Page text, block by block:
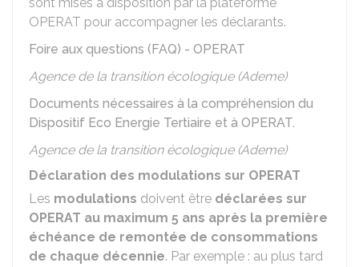
OPERAT pour accompagner les déclarants.
Foire aux questions (FAQ) - OPERAT
Agence de la transition écologique (Ademe)
Documents nécessaires à la compréhension du
Dispositif Eco Energie Tertiaire et à OPERAT.
Agence de la transition écologique (Ademe)
Déclaration des modulations sur OPERAT
Les modulations doivent être déclarées sur
OPERAT au maximum 5 ans après la première
échéance de remontée de consommations
de chaque décennie. Par exemple : au plus tard